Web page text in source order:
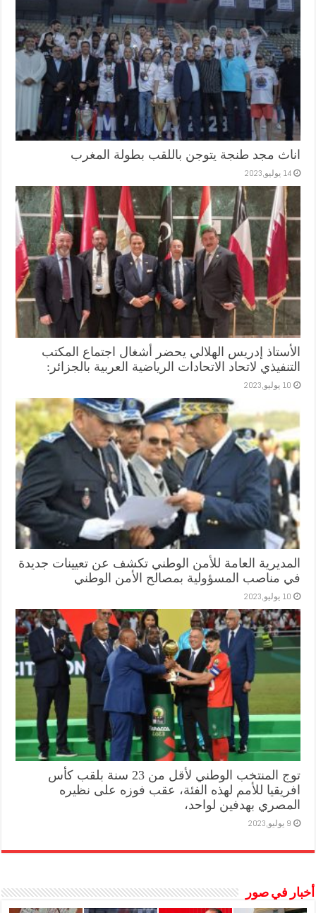
اناث مجد طنجة يتوجن باللقب بطولة المغرب
14 يوليو,2023
الأستاذ إدريس الهلالي يحضر أشغال اجتماع المكتب
التنفيذي لاتحاد الاتحادات الرياضية العربية بالجزائر:
10 يوليو,2023
المديرية العامة للأمن الوطني تكشف عن تعيينات جديدة
في مناصب المسؤولية بمصالح الأمن الوطني
10 يوليو,2023
توج المنتخب الوطني لأقل من 23 سنة بلقب كأس
افريقيا للأمم لهذه الفئة، عقب فوزه على نظيره
المصري بهدفين لواحد،
9 يوليو,2023
أخبار في صور